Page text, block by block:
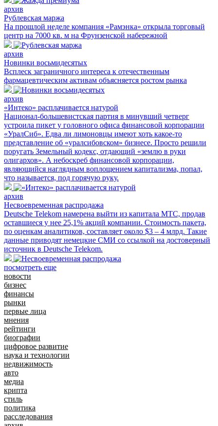
архив
Рублевская маржа
На прошлой неделе компания «Рамэнка» открыла торговый
центр на 7000 кв. м на Фрунзенской набережной
архив
Новинки восьмидесятых
Всплеск заграничного интереса к отечественным
фармацевтическим активам объясняется ростом рынка
архив
«Интеко» расплачивается натурой
Национал-большевистская партия в минувший четверг
устроила пикет у головного офиса финансовой корпорации
«УралСиб». Едва ли лимоновцы имеют хоть какое-то
представление об «уралсибовском» бизнесе. Просто решили
поругать Земельный кодекс, отдающий «землю в руки
олигархов». А небоскреб финансовой корпорации,
являющийся наглядным воплощением капитализма, попал,
что называется, под горячую руку.
архив
Несвоевременная распродажа
Deutsche Telekom намерена выйти из капитала МТС, продав
оставшиеся у нее 25,1% акций компании. Стоимость пакета,
по оценкам аналитиков, составляет около $3 – 4 млрд. Такие
данные приводят немецкие СМИ со ссылкой на достоверный
источник в Deutsche Telekom.
посмотреть еще
новости
бизнес
финансы
рынки
первые лица
мнения
рейтинги
биографии
цифровое развитие
наука и технологии
недвижимость
авто
медиа
крипта
стиль
политика
расследования